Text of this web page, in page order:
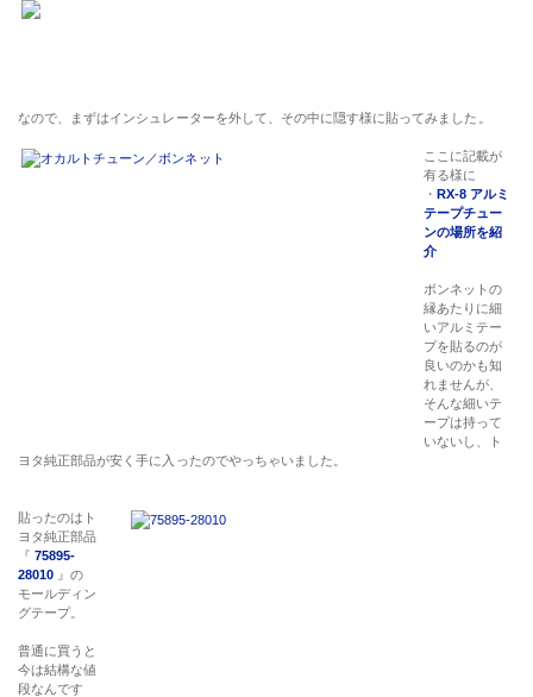
なので、まずはインシュレーターを外して、その中に隠す様に貼ってみました。
ここに記載が
有る様に
・RX-8 アルミ
テープチュー
ンの場所を紹
介
ボンネットの
縁あたりに細
いアルミテー
プを貼るのが
良いのかも知
れませんが、
そんな細いテ
ープは持って
いないし、ト
ヨタ純正部品が安く手に入ったのでやっちゃいました。
貼ったのはト
ヨタ純正部品
『75895-
28010 』の
モールディン
グテープ。
普通に買うと
今は結構な値
段なんです